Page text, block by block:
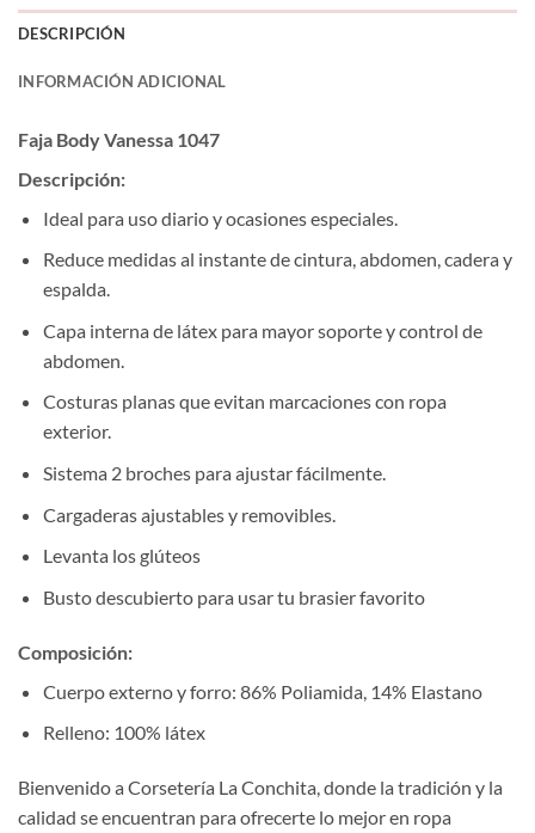
DESCRIPCIÓN
INFORMACIÓN ADICIONAL
Faja Body Vanessa 1047
Descripción:
Ideal para uso diario y ocasiones especiales.
Reduce medidas al instante de cintura, abdomen, cadera y
espalda.
Capa interna de látex para mayor soporte y control de
abdomen.
Costuras planas que evitan marcaciones con ropa
exterior.
Sistema 2 broches para ajustar fácilmente.
Cargaderas ajustables y removibles.
Levanta los glúteos
Busto descubierto para usar tu brasier favorito
Composición:
Cuerpo externo y forro: 86% Poliamida, 14% Elastano
Relleno: 100% látex
Bienvenido a Corsetería La Conchita, donde la tradición y la
calidad se encuentran para ofrecerte lo mejor en ropa